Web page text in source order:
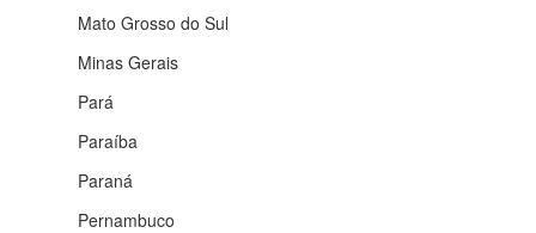
Mato Grosso do Sul
Minas Gerais
Pará
Paraíba
Paraná
Pernambuco